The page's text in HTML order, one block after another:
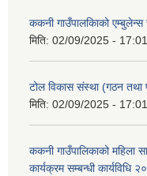
ककनी गाउँपालकािको
मिति: 02/09/2025 - 17:01
टोल विकास संस्था (गठन तथा
मिति: 02/09/2025 - 17:01
ककनी गाउँपालिकाको महिला
कार्यक्रम सम्बन्धी कार्यविधि